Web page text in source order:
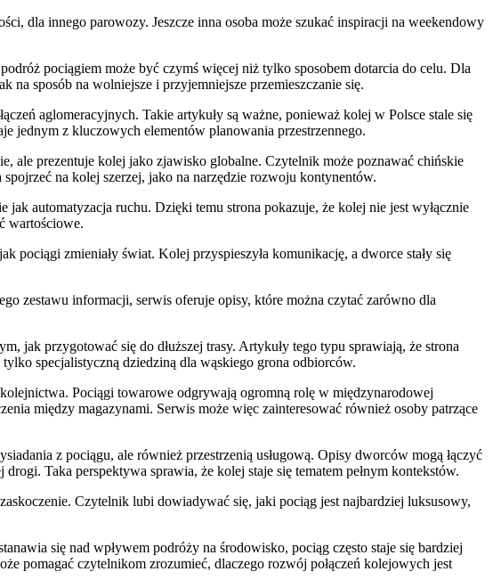
dla innego parowozy. Jeszcze inna osoba może szukać inspiracji na weekendowy
pociągiem może być czymś więcej niż tylko sposobem dotarcia do celu. Dla
na sposób na wolniejsze i przyjemniejsze przemieszczanie się.
aglomeracyjnych. Takie artykuły są ważne, ponieważ kolej w Polsce stale się
jednym z kluczowych elementów planowania przestrzennego.
ale prezentuje kolej jako zjawisko globalne. Czytelnik może poznawać chińskie
na kolej szerzej, jako na narzędzie rozwoju kontynentów.
automatyzacja ruchu. Dzięki temu strona pokazuje, że kolej nie jest wyłącznie
wartościowe.
zmieniały świat. Kolej przyspieszyła komunikację, a dworce stały się
zestawu informacji, serwis oferuje opisy, które można czytać zarówno dla
jak przygotować się do dłuższej trasy. Artykuły tego typu sprawiają, że strona
specjalistyczną dziedziną dla wąskiego grona odbiorców.
Pociągi towarowe odgrywają ogromną rolę w międzynarodowej
między magazynami. Serwis może więc zainteresować również osoby patrzące
z pociągu, ale również przestrzenią usługową. Opisy dworców mogą łączyć
Taka perspektywa sprawia, że kolej staje się tematem pełnym kontekstów.
Czytelnik lubi dowiadywać się, jaki pociąg jest najbardziej luksusowy,
się nad wpływem podróży na środowisko, pociąg często staje się bardziej
pomagać czytelnikom zrozumieć, dlaczego rozwój połączeń kolejowych jest